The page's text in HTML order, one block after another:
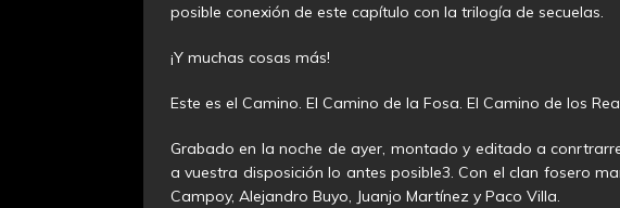
posible conexión de este capítulo con la trilogía de secuelas.
¡Y muchas cosas más!
Este es el Camino. El Camino de la Fosa. El Camino de los
Grabado en la noche de ayer, montado y editado a
a vuestra disposición lo antes posible3. Con el clan fosero
Campoy, Alejandro Buyo, Juanjo Martínez y Paco Villa.